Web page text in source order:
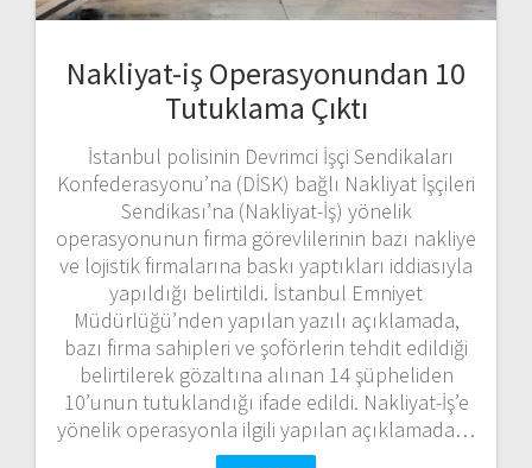
Nakliyat-iş Operasyonundan 10
Tutuklama Çıktı
İstanbul polisinin Devrimci İşçi Sendikaları
Konfederasyonu’na (DİSK) bağlı Nakliyat İşçileri
Sendikası’na (Nakliyat-İş) yönelik
operasyonunun firma görevlilerinin bazı nakliye
ve lojistik firmalarına baskı yaptıkları iddiasıyla
yapıldığı belirtildi. İstanbul Emniyet
Müdürlüğü’nden yapılan yazılı açıklamada,
bazı firma sahipleri ve şoförlerin tehdit edildiği
belirtilerek gözaltına alınan 14 şüpheliden
10’unun tutuklandığı ifade edildi. Nakliyat-İş’e
yönelik operasyonla ilgili yapılan açıklamada…